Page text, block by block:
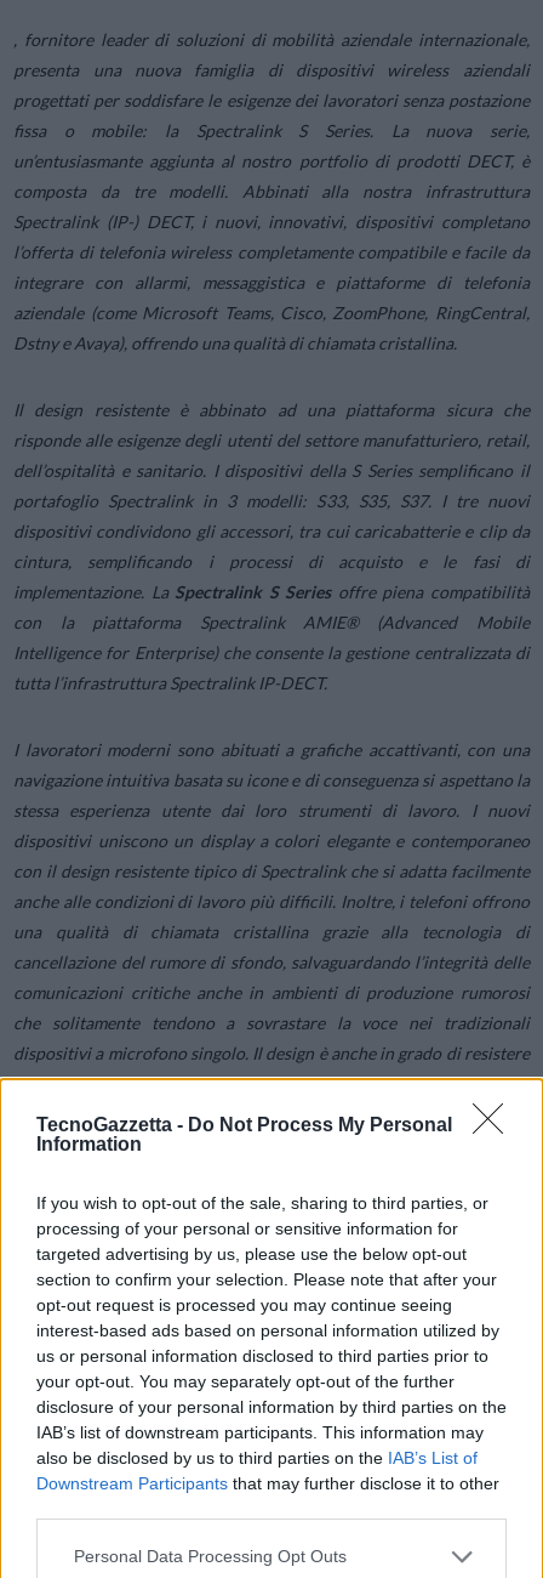
TecnoGazzetta - Do Not Process My Personal
Information
If you wish to opt-out of the sale, sharing to third parties, or
processing of your personal or sensitive information for
targeted advertising by us, please use the below opt-out
section to confirm your selection. Please note that after your
opt-out request is processed you may continue seeing
interest-based ads based on personal information utilized by
us or personal information disclosed to third parties prior to
your opt-out. You may separately opt-out of the further
disclosure of your personal information by third parties on the
IAB’s list of downstream participants. This information may
also be disclosed by us to third parties on the IAB’s List of
Downstream Participants that may further disclose it to other
Personal Data Processing Opt Outs
, fornitore leader di soluzioni di mobilità aziendale internazionale,
presenta una nuova famiglia di dispositivi wireless aziendali
progettati per soddisfare le esigenze dei lavoratori senza postazione
fissa o mobile: la Spectralink S Series. La nuova serie,
un’entusiasmante aggiunta al nostro portfolio di prodotti DECT, è
composta da tre modelli. Abbinati alla nostra infrastruttura
Spectralink (IP-) DECT, i nuovi, innovativi, dispositivi completano
l’offerta di telefonia wireless completamente compatibile e facile da
integrare con allarmi, messaggistica e piattaforme di telefonia
aziendale (come Microsoft Teams, Cisco, ZoomPhone, RingCentral,
Dstny e Avaya), offrendo una qualità di chiamata cristallina.
Il design resistente è abbinato ad una piattaforma sicura che
risponde alle esigenze degli utenti del settore manufatturiero, retail,
dell’ospitalità e sanitario. I dispositivi della S Series semplificano il
portafoglio Spectralink in 3 modelli: S33, S35, S37. I tre nuovi
dispositivi condividono gli accessori, tra cui caricabatterie e clip da
cintura, semplificando i processi di acquisto e le fasi di
implementazione. La Spectralink S Seriesoffre piena compatibilità
con la piattaforma Spectralink AMIE® (Advanced Mobile
Intelligence for Enterprise) che consente la gestione centralizzata di
tutta l’infrastruttura Spectralink IP-DECT.
I lavoratori moderni sono abituati a grafiche accattivanti, con una
navigazione intuitiva basata su icone e di conseguenza si aspettano la
stessa esperienza utente dai loro strumenti di lavoro. I nuovi
dispositivi uniscono un display a colori elegante e contemporaneo
con il design resistente tipico di Spectralink che si adatta facilmente
anche alle condizioni di lavoro più difficili. Inoltre, i telefoni offrono
una qualità di chiamata cristallina grazie alla tecnologia di
cancellazione del rumore di sfondo, salvaguardando l’integrità delle
comunicazioni critiche anche in ambienti di produzione rumorosi
che solitamente tendono a sovrastare la voce nei tradizionali
dispositivi a microfono singolo. Il design è anche in grado di resistere
a particelle di polvere, acqua o detergenti chimici, a cui i dispositivi
sono spesso esposti in questi ambienti.
condizioni difficili, Spectralink ha sviluppato la S Series che migliora
la comunicazione , salvaguardando sia la loro sicurezza personale
che la loro produttività. La S Series offre ai lavoratori isolati, come gli
ingegneri che effettuano letture in aree remote o pericolose, di un
sito di produzione, gli addetti alla sicurezza e le guardie notturne,
una gamma completa di funzioni di sicurezza integrate. I dispositivi
offrono infatti una serie di strumenti di protezione che vanno dai
pulsanti di allarme rossi alle icone di allarme, dai cordini di
emergenza al rilevamento automatico del movimento.
Infine, i dispositivi sono dotati di una gamma completa di vantaggi
per migliorare la produttività, come l’integrazione con Microsoft